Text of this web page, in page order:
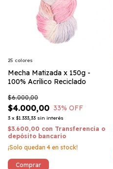
Mecha Matizada x 150g -
100% Acrílico Reciclado
$4.000,00
$6.000,00
33% OFF
3 x $1.333,33 sin interés
$3.600,00 con Transferencia o
depósito bancario
¡Solo quedan 4 en stock!
25 colores
Comprar